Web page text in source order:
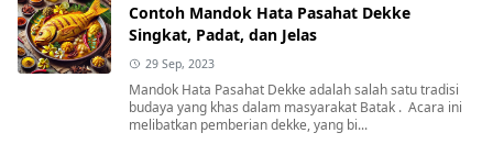
Contoh Mandok Hata Pasahat Dekke
Singkat, Padat, dan Jelas
29 Sep, 2023
Mandok Hata Pasahat Dekke adalah salah satu tradisi
budaya yang khas dalam masyarakat Batak . Acara ini
melibatkan pemberian dekke, yang bi...